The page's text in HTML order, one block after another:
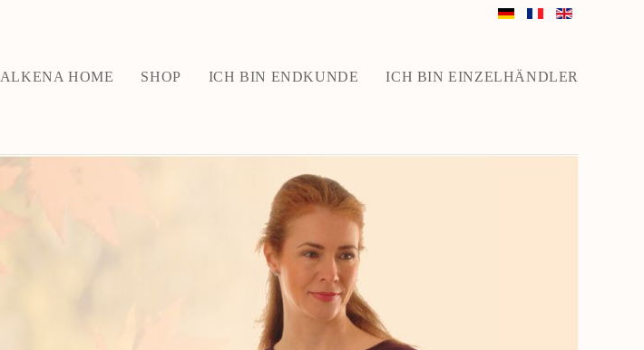
ALKENA HOME SHOP ICH BIN ENDKUNDE ICH BIN EINZELHÄNDLER